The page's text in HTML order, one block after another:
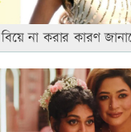
বিয়ে না করার কারণ